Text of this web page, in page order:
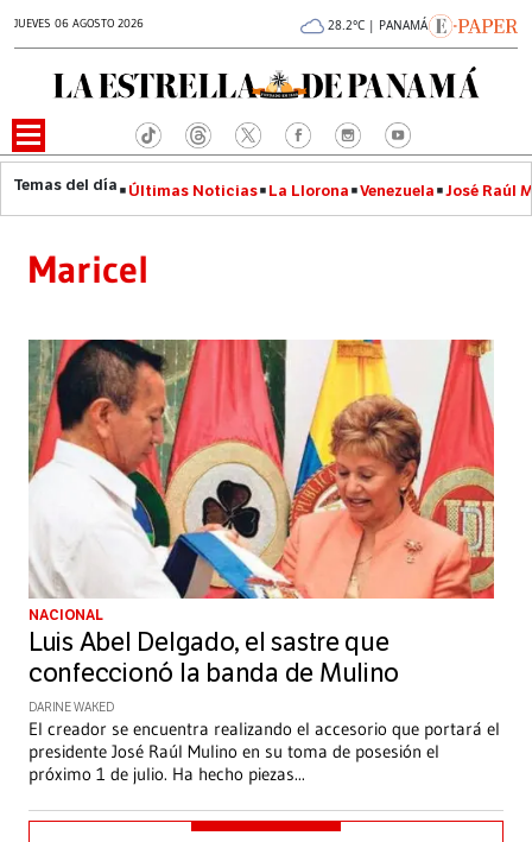
JUEVES 06 AGOSTO 2026 28.2°C | PANAMÁ
Últimas Noticias La Llorona Venezuela José Raúl
Maricel
NACIONAL
Luis Abel Delgado, el sastre que
confeccionó la banda de Mulino
DARINE WAKED
El creador se encuentra realizando el accesorio que portará el
presidente José Raúl Mulino en su toma de posesión el
próximo 1 de julio. Ha hecho piezas...